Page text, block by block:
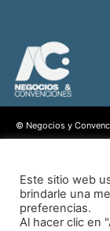
© Negocios y
Este sitio web
brindarle una
preferencias.
Al hacer clic en